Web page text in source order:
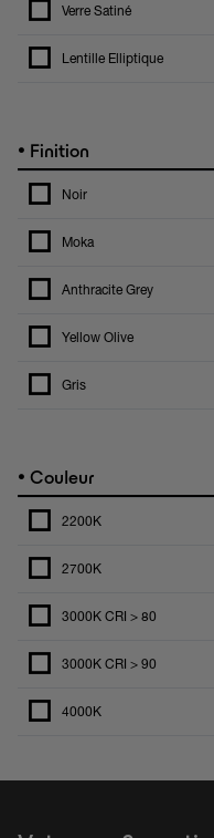
Verre Satiné
Lentille Elliptique
• Finition
Noir
Moka
Anthracite Grey
Yellow Olive
Gris
• Couleur
2200K
2700K
3000K CRI > 80
3000K CRI > 90
4000K